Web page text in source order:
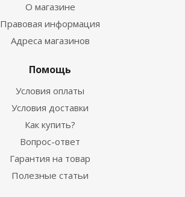
О магазине
Правовая информация
Адреса магазинов
Помощь
Условия оплаты
Условия доставки
Как купить?
Вопрос-ответ
Гарантия на товар
Полезные статьи